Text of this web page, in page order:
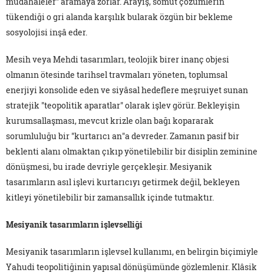
tükendiği o gri alanda karşılık bularak özgün bir bekleme
sosyolojisi inşâ eder.
Mesih veya Mehdi tasarımları, teolojik birer inanç objesi
olmanın ötesinde tarihsel travmaları yöneten, toplumsal
enerjiyi konsolide eden ve siyâsal hedeflere meşruiyet sunan
stratejik "teopolitik aparatlar" olarak işlev görür. Bekleyişin
kurumsallaşması, mevcut krizle olan bağı kopararak
sorumluluğu bir "kurtarıcı an"a devreder. Zamanın pasif bir
beklenti alanı olmaktan çıkıp yönetilebilir bir disiplin zeminine
dönüşmesi, bu irade devriyle gerçekleşir. Mesiyanik
tasarımların asıl işlevi kurtarıcıyı getirmek değil, bekleyen
kitleyi yönetilebilir bir zamansallık içinde tutmaktır.
Mesiyanik tasarımların işlevselliği
Mesiyanik tasarımların işlevsel kullanımı, en belirgin biçimiyle
Yahudi teopolitiğinin yapısal dönüşümünde gözlemlenir. Klâsik